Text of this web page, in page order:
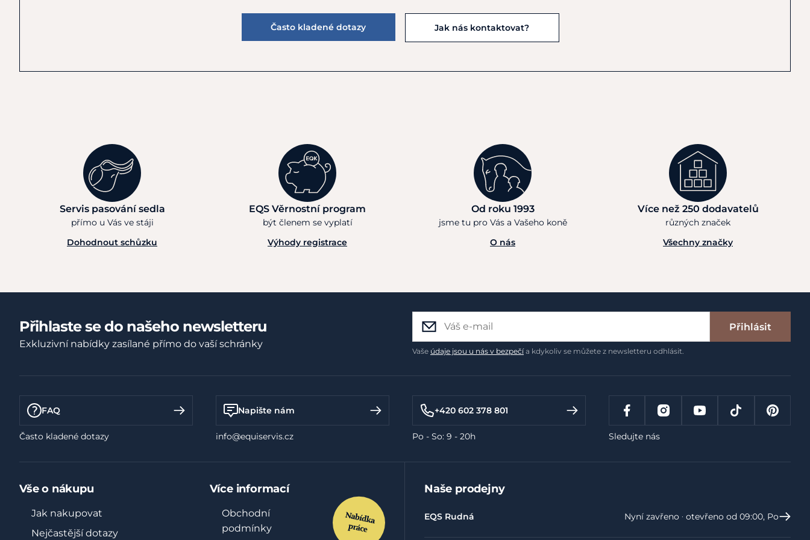
Často kladené dotazy Jak nás kontaktovat?
Servis pasování sedla
přímo u Vás ve stáji
Dohodnout schůzku
EQS Věrnostní program
být členem se vyplatí
Výhody registrace
Od roku 1993
jsme tu pro Vás a Vašeho koně
O nás
Více než 250 dodavatelů
různých značek
Všechny značky
Přihlaste se do našeho newsletteru
Exkluzivní nabídky zasílané přímo do vaší schránky
Přihlásit
Vaše údaje jsou u nás v bezpečía kdykoliv se můžete z newsletteru odhlásit.
FAQ
Často kladené dotazy
Napište nám
info@equiservis.cz
+420 602 378 801
Po - So: 9 - 20h Sledujte nás
Vše o nákupu
Jak nakupovat
Nejčastější dotazy
Více informací
Obchodní
podmínky
Naše prodejny
EQS Rudná Nyní zavřeno ‧ otevřeno od 09:00, Po